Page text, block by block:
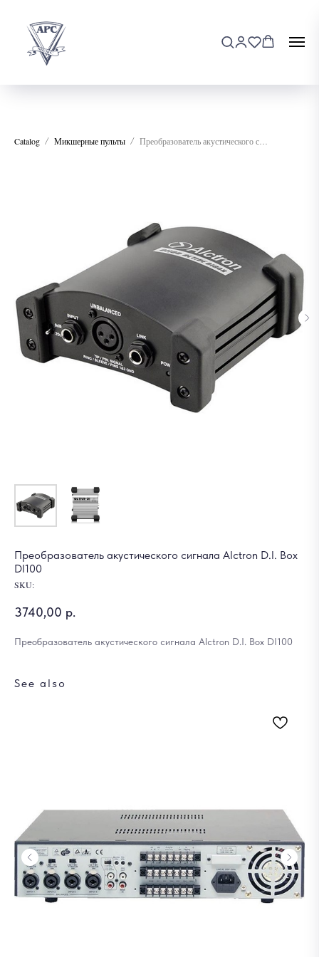
Catalog Микшерные пульты
Преобразователь акустического сигнала Alctron D.I. Box
DI100
SKU:
3740,00 р.
Преобразователь акустического сигнала Alctron D.I. Box DI100
See also